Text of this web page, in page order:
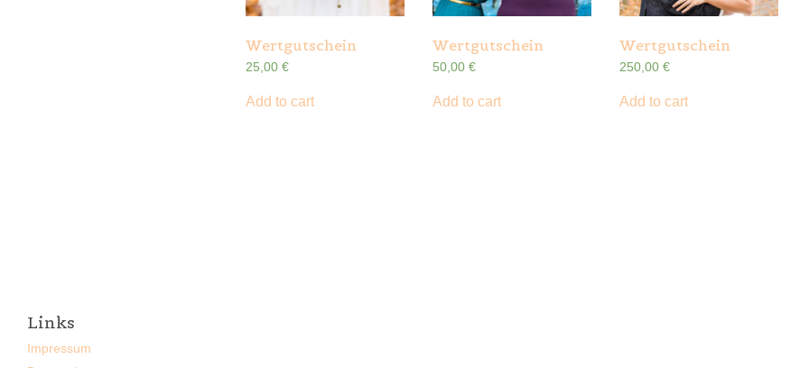
Wertgutschein
25,00€
Add to cart
Wertgutschein
50,00 €
Add to cart
Wertgutschein
250,00 €
Add to cart
Links
Impressum